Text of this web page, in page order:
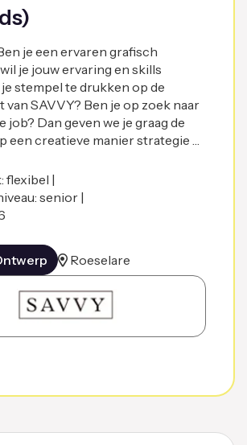
je een ervaren grafisch
je jouw ervaring en skills
stempel te drukken op de
SAVVY? Ben je op zoek naar
job? Dan geven we je graag de
een creatieve manier strategie …
flexibel |
senior |
Roeselare